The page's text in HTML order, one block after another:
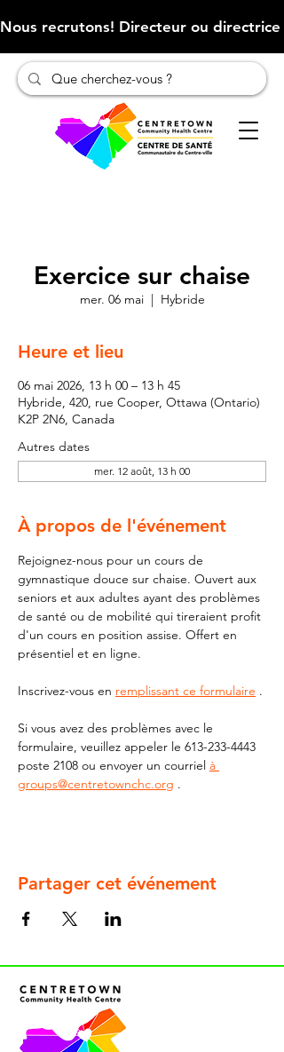
Nous recrutons! Directeur ou
Exercice sur chaise
mer. 06 mai
  |
Hybride
Heure et lieu
06 mai 2026, 13 h 00 – 13 h 45
Hybride, 420, rue Cooper, Ottawa (Ontario)
K2P 2N6, Canada
Autres dates
mer. 12 août, 13 h 00
À propos de l'événement
Rejoignez-nous pour un cours de
gymnastique douce sur chaise. Ouvert aux
seniors et aux adultes ayant des problèmes
de santé ou de mobilité qui tireraient profit
d'un cours en position assise. Offert en
présentiel et en ligne.
Inscrivez-vous en remplissant ce formulaire .
Si vous avez des problèmes avec le
formulaire, veuillez appeler le 613-233-4443
poste 2108 ou envoyer un courriel à
groups@centretownchc.org .
Partager cet événement